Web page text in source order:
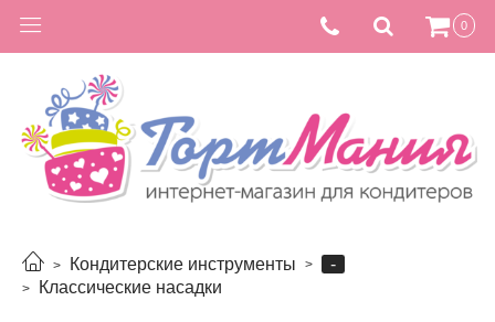
0
Кондитерские инструменты
-
Классические насадки